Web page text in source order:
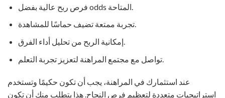
تجربة ممتعة تضيف حماسًا للمشاهدة.
إمكانية الربح من تحليل أداء الفرق.
تواصل مع مجتمع المراهنة لتعزيز تجربة التعلم.
عند استثمارك في المراهنة، يجب أن تكون حكيمًا وتستخدم
استراتيجيات متعددة لتعظيم فرص النجاح. هذا يتطلب منك أن تكون